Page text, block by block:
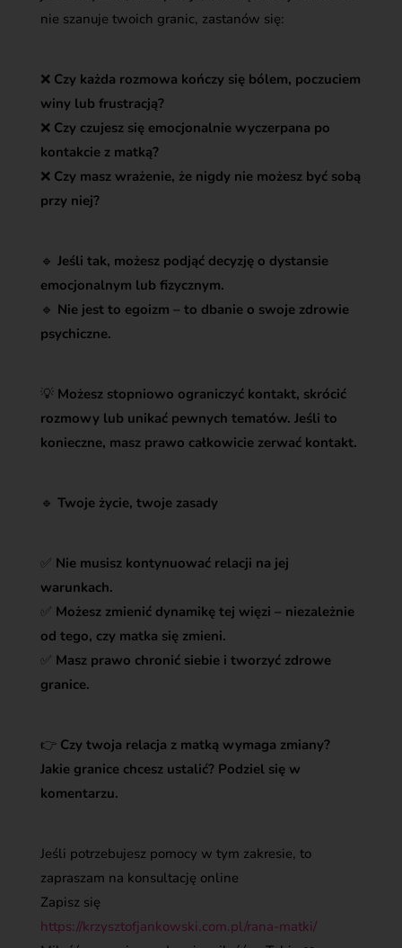
nie szanuje twoich granic, zastanów się:
❌ Czy każda rozmowa kończy się bólem, poczuciem
winy lub frustracją?
❌ Czy czujesz się emocjonalnie wyczerpana po
kontakcie z matką?
❌ Czy masz wrażenie, że nigdy nie możesz być sobą
przy niej?
🔹 Jeśli tak, możesz podjąć decyzję o dystansie
emocjonalnym lub fizycznym.
🔹 Nie jest to egoizm – to dbanie o swoje zdrowie
psychiczne.
💡 Możesz stopniowo ograniczyć kontakt, skrócić
rozmowy lub unikać pewnych tematów. Jeśli to
konieczne, masz prawo całkowicie zerwać kontakt.
🔹 Twoje życie, twoje zasady
✅
Nie musisz kontynuować relacji na jej
warunkach.
✅
Możesz zmienić dynamikę tej więzi – niezależnie
od tego, czy matka się zmieni.
✅
Masz prawo chronić siebie i tworzyć zdrowe
granice.
👉 Czy twoja relacja z matką wymaga zmiany?
Jakie granice chcesz ustalić? Podziel się w
komentarzu.
Jeśli potrzebujesz pomocy w tym zakresie, to
zapraszam na konsultację online
Zapisz się
https://krzysztofjankowski.com.pl/rana-matki/